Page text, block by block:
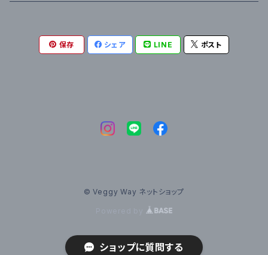
保存 シェア LINE ポスト
© Veggy Way ネットショップ
ショップに質問する